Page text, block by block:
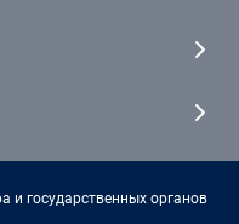
и государственных органов